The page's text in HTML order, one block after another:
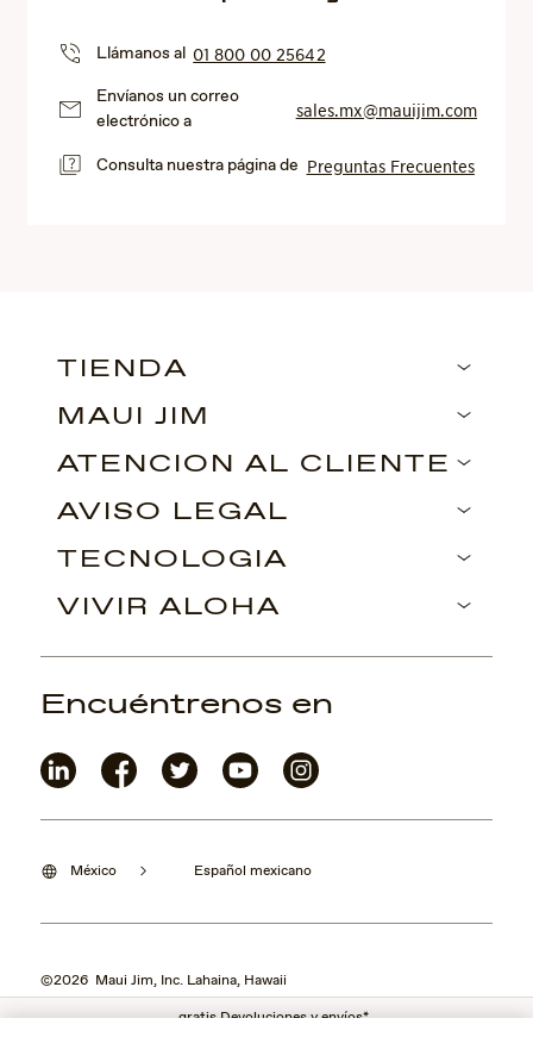
gratis Devoluciones y envíos*
Llámanos al01 800 00 25642
Envíanos un correo
electrónico a
sales.mx@mauijim.com
Consulta nuestra página de Preguntas Frecuentes
TIENDA
MAUI JIM
ATENCIÓN AL CLIENTE
AVISO LEGAL
TECNOLOGÍA
VIVIR ALOHA
México Español mexicano
©2026 Maui Jim, Inc. Lahaina, Hawaii
Encuéntrenos en